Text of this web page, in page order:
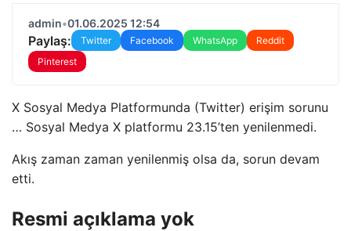
admin•01.06.2025 12:54
Paylaş: Twitter Facebook WhatsApp
Reddit
Pinterest
X Sosyal Medya Platformunda (Twitter) erişim sorunu
… Sosyal Medya X platformu 23.15’ten yenilenmedi.
Akış zaman zaman yenilenmiş olsa da, sorun devam
etti.
Resmi açıklama yok